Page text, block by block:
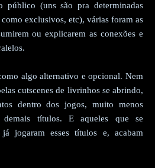
público (uns são pra determinadas
exclusivos, etc), várias foram as
ou explicarem as conexões e
algo alternativo e opcional. Nem
cutscenes de livrinhos se abrindo,
dentro dos jogos, muito menos
títulos. E aqueles que se
já jogaram esses títulos e, acabam